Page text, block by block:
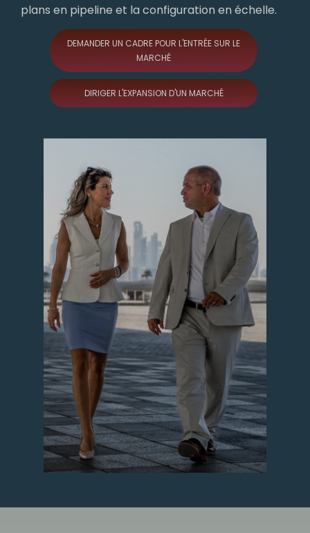
plans en pipeline et la configuration en échelle.
DEMANDER UN CADRE POUR L'ENTRÉE SUR LE
MARCHÉ
DIRIGER L'EXPANSION D'UN MARCHÉ